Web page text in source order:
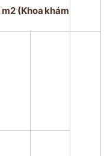
m2 (Khoa khám